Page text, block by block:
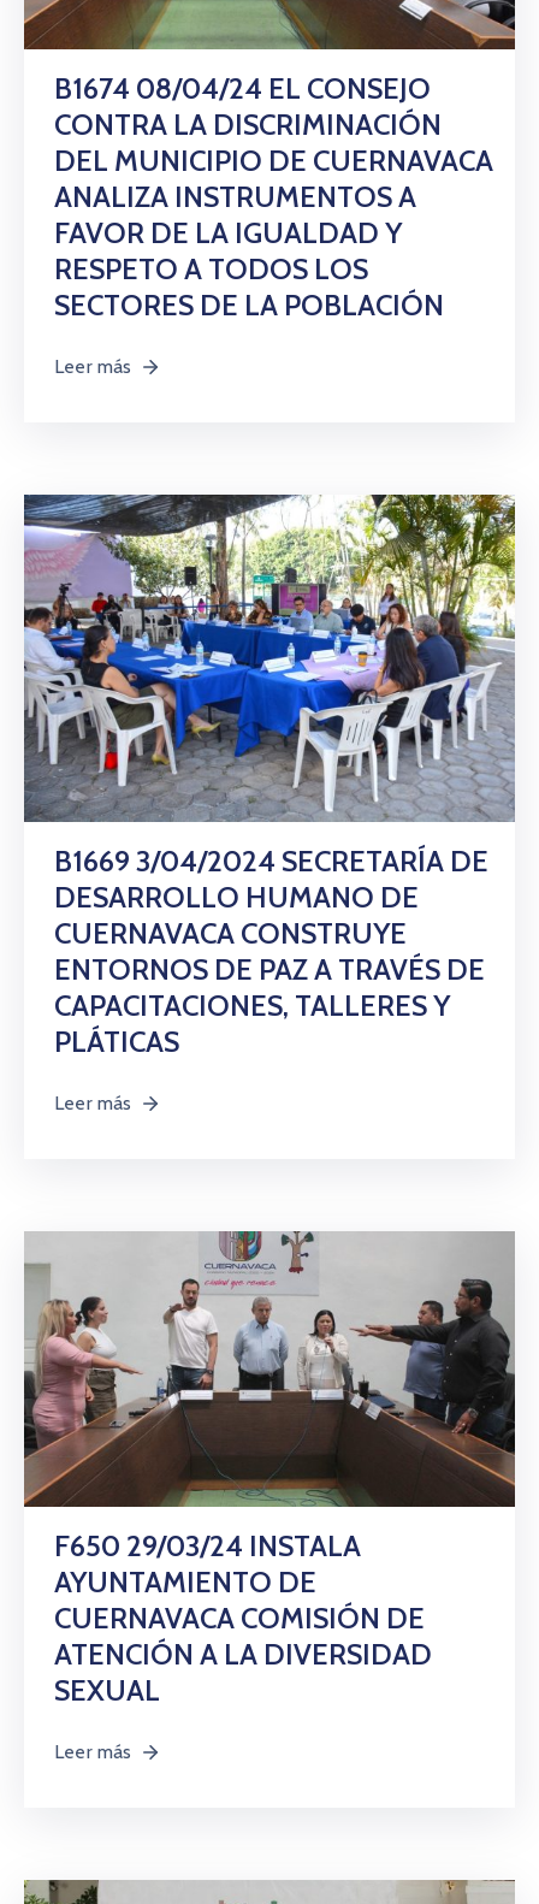
B1674 08/04/24 EL CONSEJO
CONTRA LA DISCRIMINACIÓN
DEL MUNICIPIO DE CUERNAVACA
ANALIZA INSTRUMENTOS A
FAVOR DE LA IGUALDAD Y
RESPETO A TODOS LOS
SECTORES DE LA POBLACIÓN
Leer más
B1669 3/04/2024 SECRETARÍA DE
DESARROLLO HUMANO DE
CUERNAVACA CONSTRUYE
ENTORNOS DE PAZ A TRAVÉS DE
CAPACITACIONES, TALLERES Y
PLÁTICAS
Leer más
F650 29/03/24 INSTALA
AYUNTAMIENTO DE
CUERNAVACA COMISIÓN DE
ATENCIÓN A LA DIVERSIDAD
SEXUAL
Leer más